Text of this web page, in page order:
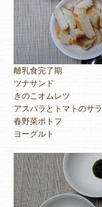
離乳食完了期
ツナサンド
きのこオムレツ
アスパラとトマトのサ
春野菜ポトフ
ヨーグルト